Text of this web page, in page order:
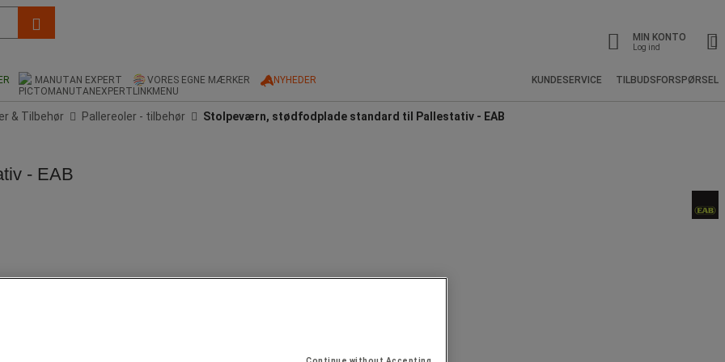
MIN KONTO
Log ind
MANUTAN EXPERT VORES EGNE MÆRKER NYHEDER KUNDESERVICE TILBUDSFORSPØRSEL
& Tilbehør Pallereoler - tilbehør Stolpeværn, stødfodplade standard til Pallestativ - EAB
- EAB